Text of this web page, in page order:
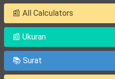
📰 All Calculators
📰 Ukuran
📚 Surat